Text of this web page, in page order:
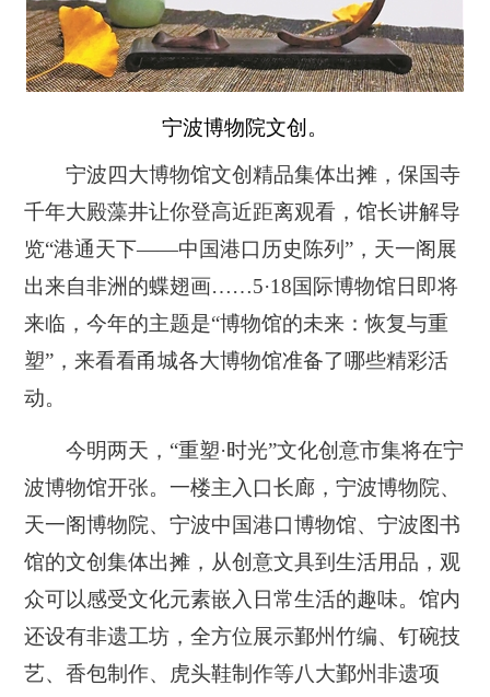
宁波博物院文创。
宁波四大博物馆文创精品集体出摊，保国寺
千年大殿藻井让你登高近距离观看，馆长讲解导
览“港通天下——中国港口历史陈列”，天一阁展
出来自非洲的蝶翅画……5·18国际博物馆日即将
来临，今年的主题是“博物馆的未来：恢复与重
塑”，来看看甬城各大博物馆准备了哪些精彩活
动。
今明两天，“重塑·时光”文化创意市集将在宁
波博物馆开张。一楼主入口长廊，宁波博物院、
天一阁博物院、宁波中国港口博物馆、宁波图书
馆的文创集体出摊，从创意文具到生活用品，观
众可以感受文化元素嵌入日常生活的趣味。馆内
还设有非遗工坊，全方位展示鄞州竹编、钉碗技
艺、香包制作、虎头鞋制作等八大鄞州非遗项